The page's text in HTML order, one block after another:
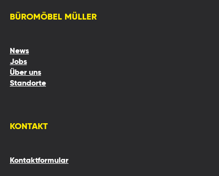
BÜROMÖBEL MÜLLER
News
Jobs
Über uns
Standorte
KONTAKT
Kontaktformular